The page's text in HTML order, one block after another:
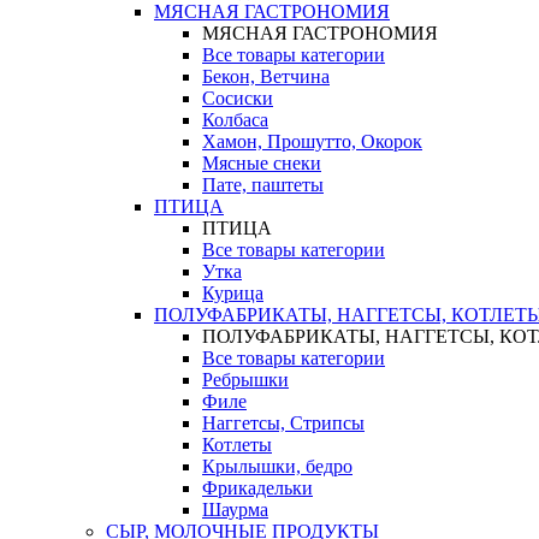
МЯСНАЯ ГАСТРОНОМИЯ
МЯСНАЯ ГАСТРОНОМИЯ
Все товары категории
Бекон, Ветчина
Сосиски
Колбаса
Хамон, Прошутто, Окорок
Мясные снеки
Пате, паштеты
ПТИЦА
ПТИЦА
Все товары категории
Утка
Курица
ПОЛУФАБРИКАТЫ, НАГГЕТСЫ,
ПОЛУФАБРИКАТЫ, НАГГЕТСЫ,
Все товары категории
Ребрышки
Филе
Наггетсы, Стрипсы
Котлеты
Крылышки, бедро
Фрикадельки
Шаурма
СЫР, МОЛОЧНЫЕ ПРОДУКТЫ